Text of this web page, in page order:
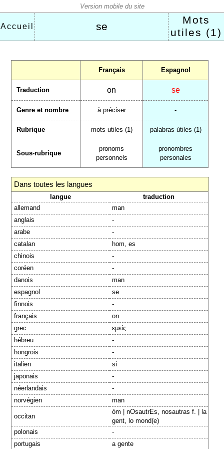
Accueil se
Mots
utiles (1)
Français Espagnol
Traduction on se
Genre et nombre à préciser -
Rubrique mots utiles (1) palabras útiles (1)
Sous-rubrique
pronoms
personnels
pronombres
personales
Dans toutes les langues
langue
traduction
allemand
man
anglais
-
arabe
-
catalan
hom, es
chinois
-
coréen
-
danois
man
espagnol
se
finnois
-
français
on
grec
εμείς
hébreu
-
hongrois
-
italien
si
japonais
-
néerlandais
-
norvégien
man
occitan
òm | nOsautrEs, nosautras f. | la
gent, lo mond(e)
polonais
-
portugais
a gente